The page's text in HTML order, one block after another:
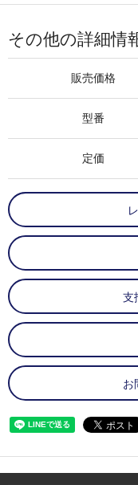
その他の詳細情
販売価格
型番
定価
支
お